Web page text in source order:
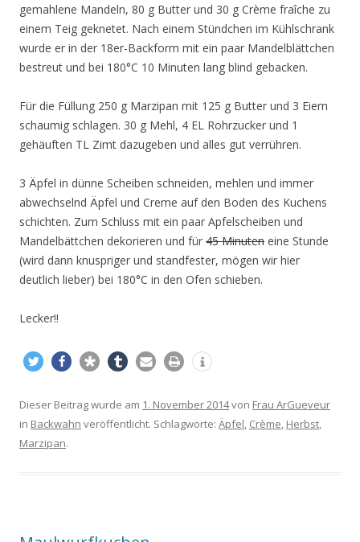
gemahlene Mandeln, 80 g Butter und 30 g Crème fraîche zu
einem Teig geknetet. Nach einem Stündchen im Kühlschrank
wurde er in der 18er-Backform mit ein paar Mandelblättchen
bestreut und bei 180°C 10 Minuten lang blind gebacken.
Für die Füllung 250 g Marzipan mit 125 g Butter und 3 Eiern
schaumig schlagen. 30 g Mehl, 4 EL Rohrzucker und 1
gehäuften TL Zimt dazugeben und alles gut verrühren.
3 Äpfel in dünne Scheiben schneiden, mehlen und immer
abwechselnd Äpfel und Creme auf den Boden des Kuchens
schichten. Zum Schluss mit ein paar Apfelscheiben und
Mandelbättchen dekorieren und für 45 Minuten eine Stunde
(wird dann knuspriger und standfester, mögen wir hier
deutlich lieber) bei 180°C in den Ofen schieben.
Lecker!!
Dieser Beitrag wurde am 1. November 2014von Frau ArGueveur
in Backwahn veröffentlicht. Schlagworte: Äpfel, Crème, Herbst,
Marzipan.